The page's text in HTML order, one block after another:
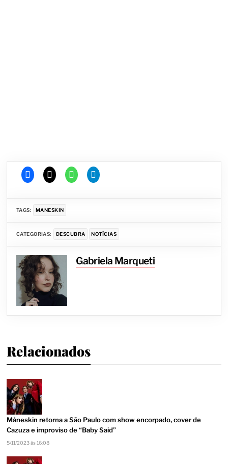
TAGS: MANESKIN
CATEGORIAS: DESCUBRA NOTÍCIAS
Gabriela Marqueti
Relacionados
Måneskin retorna a São Paulo com show encorpado, cover de
Cazuza e improviso de “Baby Said”
5/11/2023 às 16:08